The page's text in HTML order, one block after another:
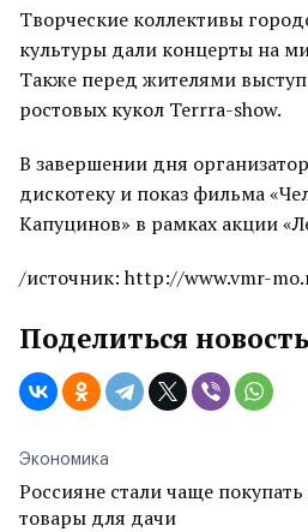
Творческие коллективы
культуры дали концерты на
Также перед жителями
ростовых кукол Terrra-show.
В завершении дня
дискотеку и показ фильма
Капуцинов» в рамках акции
/источник: http://www.vmr-
Поделиться
Экономика
Россияне стали чаще
товары для дачи